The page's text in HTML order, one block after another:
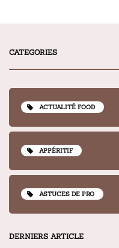
CATEGORIES
ACTUALITÉ FOOD
APPÉRITIF
ASTUCES DE PRO
DERNIERS ARTICLE